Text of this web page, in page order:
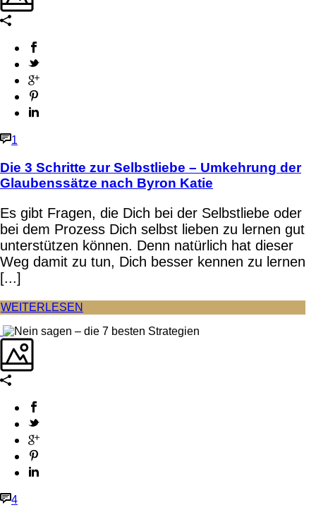
1
Die 3 Schritte zur Selbstliebe – Umkehrung der
Glaubenssätze nach Byron Katie
Es gibt Fragen, die Dich bei der Selbstliebe oder
bei dem Prozess Dich selbst lieben zu lernen gut
unterstützen können. Denn natürlich hat dieser
Weg damit zu tun, Dich besser kennen zu lernen
[...]
WEITERLESEN
4